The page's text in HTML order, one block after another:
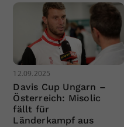
12.09.2025
Davis Cup Ungarn –
Österreich: Misolic
fällt für
Länderkampf aus